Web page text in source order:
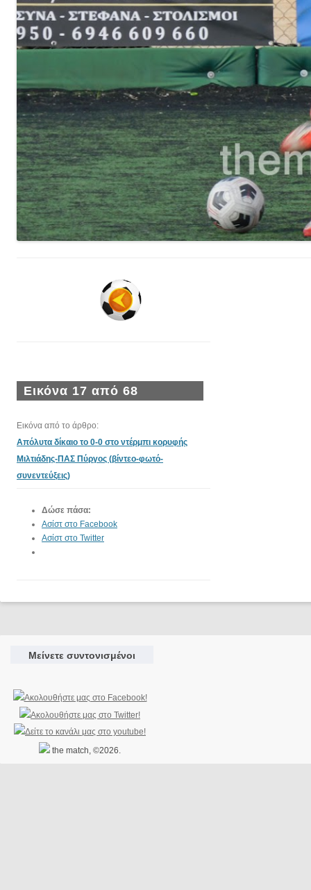
Εικόνα 17 από 68
Εικόνα από το άρθρο:
Απόλυτα δίκαιο το 0-0 στο ντέρμπι κορυφής
Μιλτιάδης-ΠΑΣ Πύργος (βίντεο-φωτό-
συνεντεύξεις)
Δώσε πάσα:
Ασίστ στο Facebook
Ασίστ στο Twitter
Μείνετε συντονισμένοι
the match, ©2026.